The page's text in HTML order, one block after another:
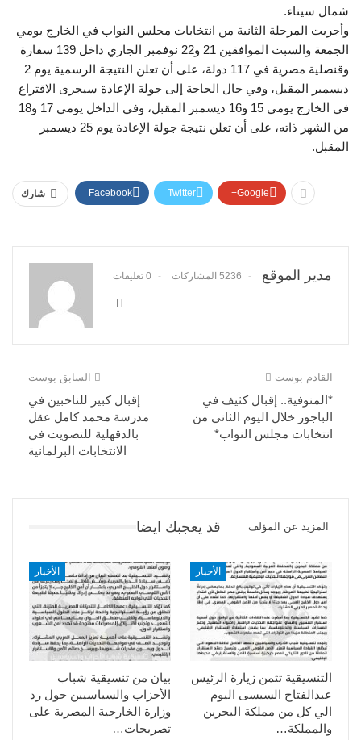
شمال سيناء.
وأجريت المرحلة الثانية من انتخابات مجلس النواب في الخارج يومي
الجمعة والسبت الموافقين 21 و22 نوفمبر الجاري داخل 139 سفارة
وقنصلية مصرية في 117 دولة، على أن تعلن النتيجة الرسمية يوم 2
ديسمبر المقبل، وفي حال الحاجة إلى جولة الإعادة سيجرى الاقتراع
في الخارج يومي 15 و16 ديسمبر المقبل، وفي الداخل يومي 17 و18
من الشهر ذاته، على أن تعلن نتيجة جولة الإعادة يوم 25 ديسمبر
المقبل.
شارك Facebook Twitter Google+
مدير الموقع 5236 المشاركات 0 تعليقات
السابق بوست
إقبال كبير للناخبين في
مدرسة محمد كامل عقل
بالدقهلية للتصويت في
الانتخابات البرلمانية
القادم بوست
*المنوفية.. إقبال كثيف في
الباجور خلال اليوم الثاني من
انتخابات مجلس النواب*
قد يعجبك ايضا المزيد عن المؤلف
الأخبار
بيان من تنسيقية شباب
الأحزاب والسياسيين حول رد
وزارة الخارجية المصرية على
تصريحات…
الأخبار
التنسيقية تثمن زيارة الرئيس
عبدالفتاح السيسى اليوم
الي كل من مملكة البحرين
والمملكة…